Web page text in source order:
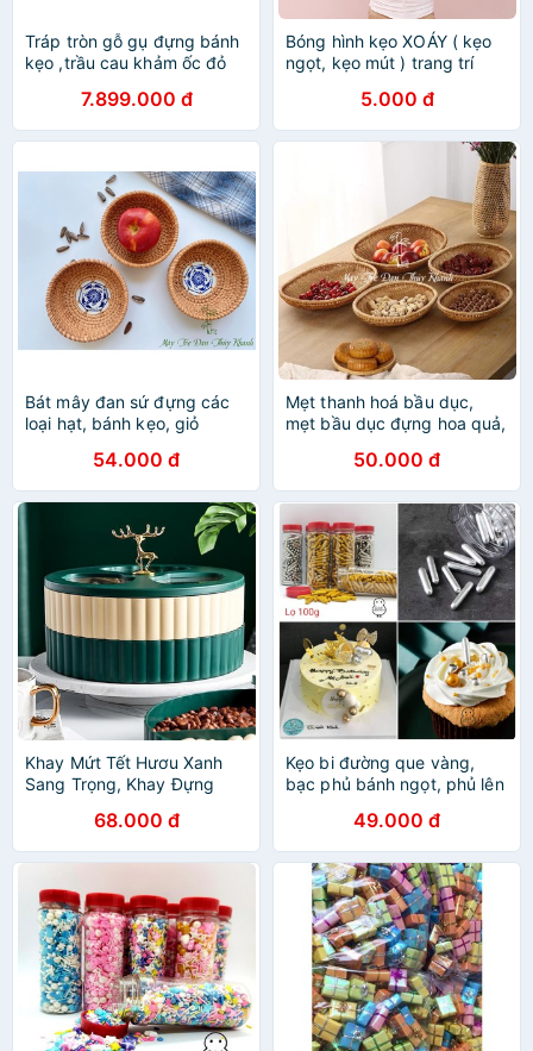
Tráp tròn gỗ gụ đựng bánh
kẹo ,trầu cau khảm ốc đỏ
7.899.000 đ
Bóng hình kẹo XOÁY ( kẹo
ngọt, kẹo mút ) trang trí
5.000 đ
Bát mây đan sứ đựng các
loại hạt, bánh kẹo, giỏ
54.000 đ
Mẹt thanh hoá bầu dục,
mẹt bầu dục đựng hoa quả,
50.000 đ
Khay Mứt Tết Hươu Xanh
Sang Trọng, Khay Đựng
68.000 đ
Kẹo bi đường que vàng,
bạc phủ bánh ngọt, phủ lên
49.000 đ